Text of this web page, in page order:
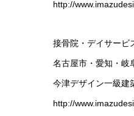
http://
接骨院・デイサービ
名古屋市・愛知・岐
今津デザイン一級建
http://